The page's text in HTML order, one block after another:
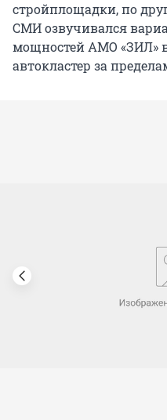
стройплощадки, по
СМИ озвучивался
мощностей АМО «ЗИЛ»
автокластер за